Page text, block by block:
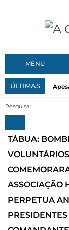
MENU
ÚLTIMAS
TÁBUA:
ASSOCIAÇÃO
PERPETUA
PRESIDENTES